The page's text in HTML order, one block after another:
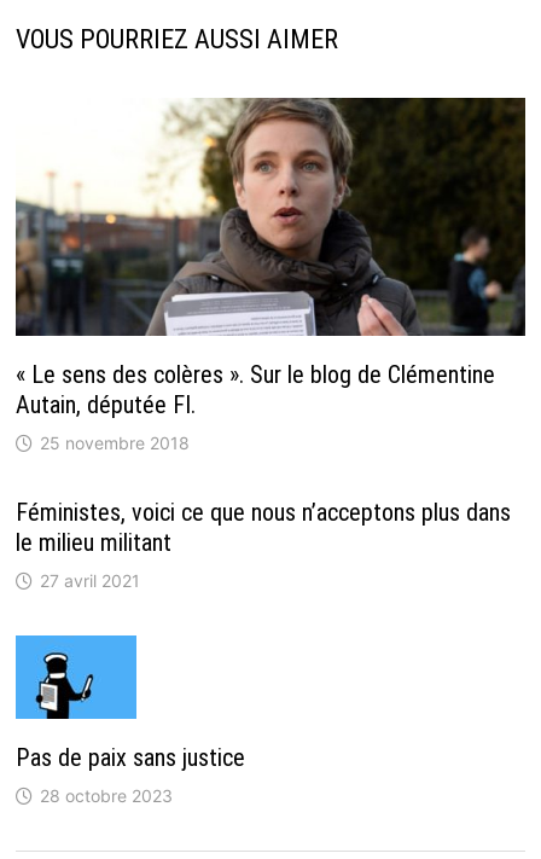
VOUS POURRIEZ AUSSI AIMER
« Le sens des colères ». Sur le blog de Clémentine
Autain, députée FI.
25 novembre 2018
Féministes, voici ce que nous n’acceptons plus dans
le milieu militant
27 avril 2021
Pas de paix sans justice
28 octobre 2023